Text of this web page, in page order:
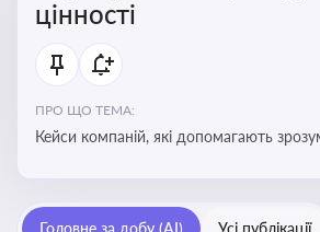
цінності
ПРО ЩО ТЕМА:
Кейси компаній, які допомагають
бізнес-середовища
Головне за добу (AI) Усі публікації